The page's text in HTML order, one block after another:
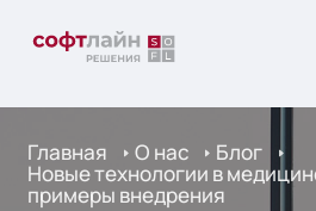
Главная О нас Блог
Новые технологии в
примеры внедрения